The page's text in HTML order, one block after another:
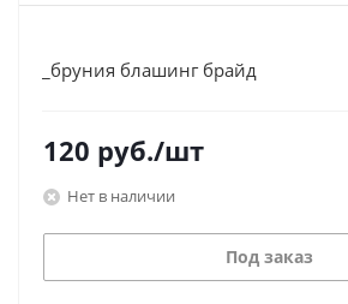
_бруния блашинг брайд
120 руб./шт
Нет в наличии
Под заказ